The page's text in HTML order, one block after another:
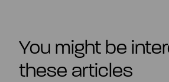
You might be
these articles